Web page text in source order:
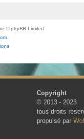
© phpBB Limited
Copyright
© 2013 - 2023
tous droits
propulsé par